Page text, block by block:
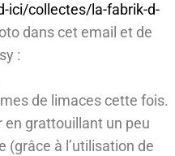
ici/collectes/la-fabrik-d-
dans cet email et de
:
de limaces cette fois.
en grattouillant un peu
à l’utilisation de